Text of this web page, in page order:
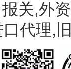
关,外
口代理,